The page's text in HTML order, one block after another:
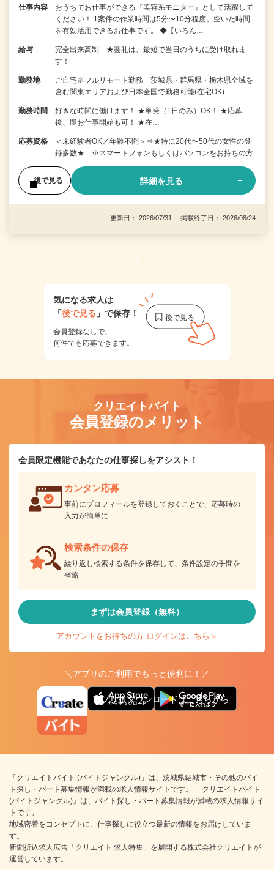
仕事内容
おうちでお仕事ができる『美容系モニター』として活躍して
ください！ 1案件の作業時間は5分〜10分程度。空いた時間
を有効活用できるお仕事です。 ◆【いろん…
給与
完全出来高制 ★謝礼は、最短で当日のうちに受け取れま
す！
勤務地
ご自宅※フルリモート勤務 茨城県・群馬県・栃木県全域を
含む関東エリアおよび日本全国で勤務可能(在宅OK)
勤務時間
好きな時間に働けます！ ★単発（1日のみ）OK！ ★応募
後、即お仕事開始も可！ ★在…
応募資格
＜未経験者OK／年齢不問＞⇒★特に20代〜50代の女性の登
録多数★ ※スマートフォンもしくはパソコンをお持ちの方
後で見る 詳細を見る
更新日： 2026/07/31 掲載終了日： 2026/08/24
1
気になる求人は
「後で見る 」で保存！
会員登録なしで、
何件でも応募できます。
クリエイトバイト
会員登録のメリット
会員限定機能であなたの仕事探しをアシスト！
カンタン応募
事前にプロフィールを登録しておくことで、応募時の
入力が簡単に
検索条件の保存
繰り返し検索する条件を保存して、条件設定の手間を
省略
まずは会員登録（無料）
アカウントをお持ちの方 ログインはこちら＞
＼アプリのご利用でもっと便利に！／
アプリ版ダウンロードはこちらから
「クリエイトバイト (バイトジャングル)」は、茨城県結城市・その他のバイ
ト探し・パート募集情報が満載の求人情報サイトです。 「クリエイトバイト
(バイトジャングル)」は、バイト探し・パート募集情報が満載の求人情報サイ
トです。
地域密着をコンセプトに、仕事探しに役立つ最新の情報をお届けしていま
す。
新聞折込求人広告「クリエイト 求人特集」を展開する株式会社クリエイトが
運営しています。